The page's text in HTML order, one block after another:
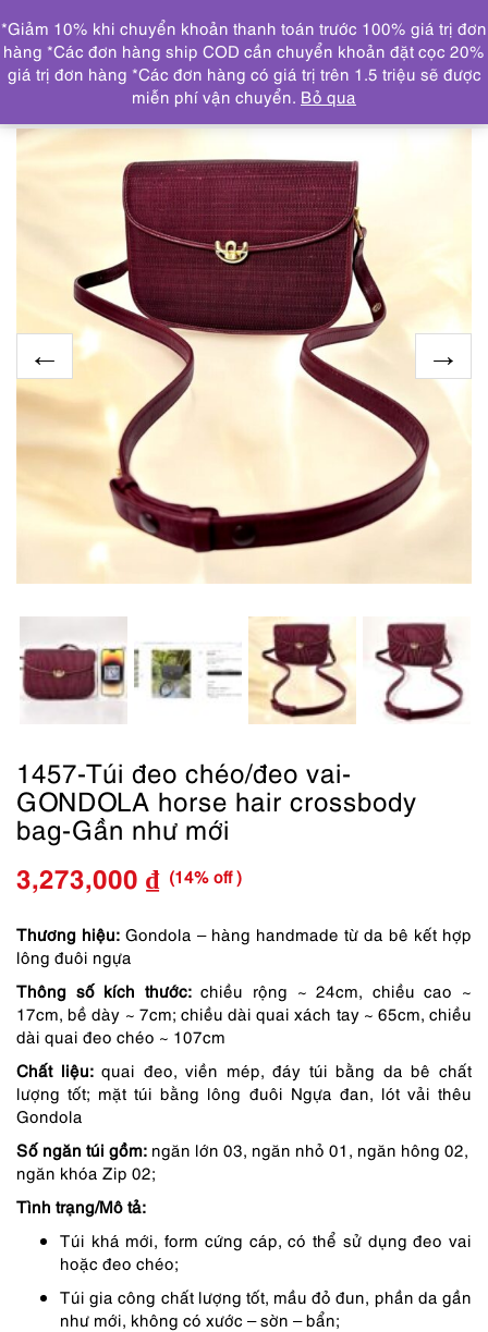
DANH MỤC
Trang chủ SP NỔI BẬT
1457-Túi đeo chéo/đeo vai-
GONDOLA horse hair crossbody bag-Gần như mới
1457-Túi đeo chéo/đeo vai-
GONDOLA horse hair crossbody
bag-Gần như mới
Giá
gốc
3,850,000 ₫.
3,273,000 ₫
Giá
hiện
là:
3,273,000 ₫.
(14% off )
Thương hiệu: Gondola – hàng handmade từ da bê kết hợp
lông đuôi ngựa
Thông số kích thước:chiều rộng ~ 24cm, chiều cao ~
17cm, bề dày ~ 7cm; chiều dài quai xách tay ~ 65cm, chiều
dài quai đeo chéo ~ 107cm
Chất liệu:quai đeo, viền mép, đáy túi bằng da bê chất
lượng tốt; mặt túi bằng lông đuôi Ngựa đan, lót vải thêu
Gondola
Số ngăn túi gồm: ngăn lớn 03, ngăn nhỏ 01, ngăn hông 02,
ngăn khóa Zip 02;
Tình trạng/Mô tả:
Túi khá mới, form cứng cáp, có thể sử dụng đeo vai
hoặc đeo chéo;
Túi gia công chất lượng tốt, mầu đỏ đun, phần da gần
như mới, không có xước – sờn – bẩn;
*Giảm 10% khi chuyển khoản thanh toán trước 100% giá trị đơn
hàng *Các đơn hàng ship COD cần chuyển khoản đặt cọc 20%
giá trị đơn hàng *Các đơn hàng có giá trị trên 1.5 triệu sẽ được
miễn phí vận chuyển. Bỏ qua